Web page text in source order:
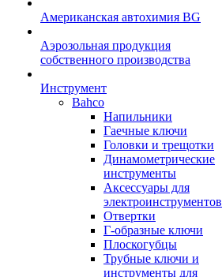
Американская автохимия BG
Аэрозольная продукция
собственного производства
Инструмент
Bahco
Напильники
Гаечные ключи
Головки и трещотки
Динамометрические
инструменты
Аксессуары для
электроинструментов
Отвертки
Г-образные ключи
Плоскогубцы
Трубные ключи и
инструменты для